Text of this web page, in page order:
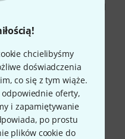
chcielibyśmy
doświadczenia
co się z tym wiąże.
oferty,
i zapamiętywanie
po prostu
plików cookie do
it, it just keeps going and
a young pupil.
but perfectly